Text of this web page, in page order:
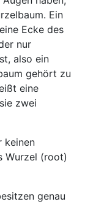
Ein
Ecke des
nur
also ein
gehört zu
eine
zwei
keinen
Wurzel (root)
genau